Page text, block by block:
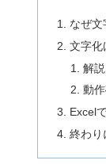
なぜ文
文字化
解説
動
Excel
終わり